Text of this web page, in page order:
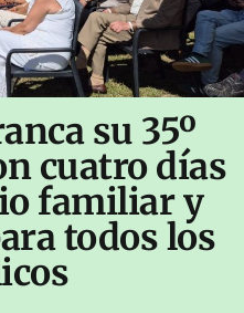
su 35º
cuatro días
familiar y
todos los